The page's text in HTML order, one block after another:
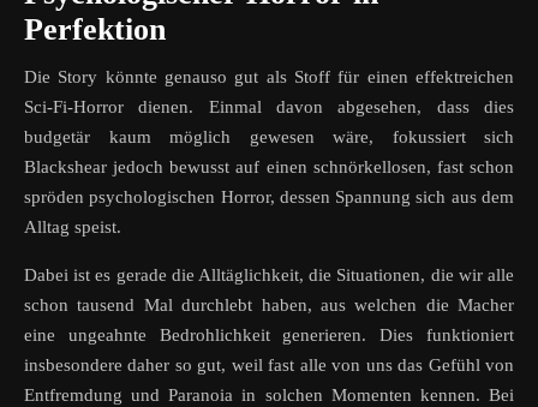
Perfektion
Die Story könnte genauso gut als Stoff für einen effektreichen
Sci-Fi-Horror dienen. Einmal davon abgesehen, dass dies
budgetär kaum möglich gewesen wäre, fokussiert sich
Blackshear jedoch bewusst auf einen schnörkellosen, fast schon
spröden psychologischen Horror, dessen Spannung sich aus dem
Alltag speist.
Dabei ist es gerade die Alltäglichkeit, die Situationen, die wir alle
schon tausend Mal durchlebt haben, aus welchen die Macher
eine ungeahnte Bedrohlichkeit generieren. Dies funktioniert
insbesondere daher so gut, weil fast alle von uns das Gefühl von
Entfremdung und Paranoia in solchen Momenten kennen. Bei